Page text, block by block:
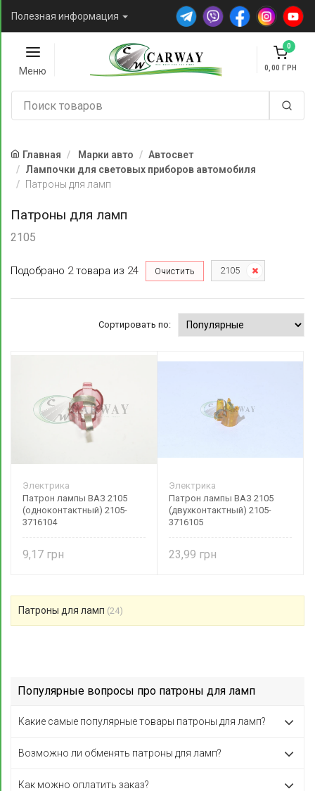
Полезная информация
Меню
0
0,00
Главная Марки авто
Автосвет
Лампочки для световых приборов автомобиля
Патроны для ламп
Патроны для ламп
2105
Подобрано 2 товара из 24 Очистить 2105
Сортировать по:
Электрика
Патрон лампы ВАЗ 2105
(одноконтактный) 2105-
3716104
9,17
Электрика
Патрон лампы ВАЗ 2105
(двухконтактный) 2105-
3716105
23,99
Патроны для ламп (24)
Популярные вопросы про патроны для ламп
Какие самые популярные товары патроны для ламп?
Возможно ли обменять патроны для ламп?
Как можно оплатить заказ?